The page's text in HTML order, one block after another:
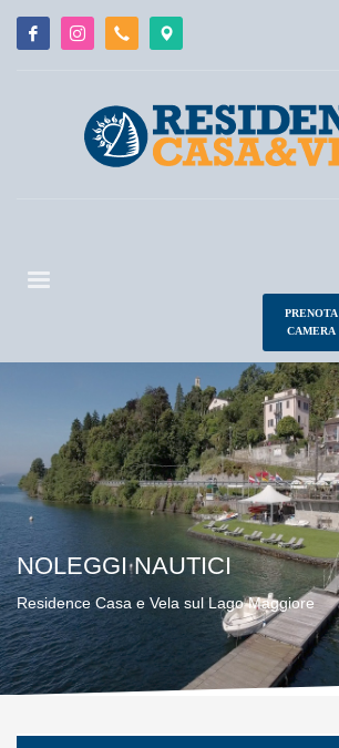
PRENOTA
CAMERA
NOLEGGI NAUTICI
Residence Casa e Vela sul Lago Maggiore